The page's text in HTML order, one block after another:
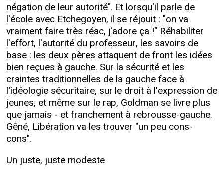
négation de leur autorité". Et lorsqu'il parle de
l'école avec Etchegoyen, il se réjouit : "on va
vraiment faire très réac, j'adore ça !" Réhabiliter
l'effort, l'autorité du professeur, les savoirs de
base : les deux pères attaquent de front les idées
bien reçues à gauche. Sur la sécurité et les
craintes traditionnelles de la gauche face à
l'idéologie sécuritaire, sur le droit à l'expression de
jeunes, et même sur le rap, Goldman se livre plus
que jamais - et franchement à rebrousse-gauche.
Gêné, Libération va les trouver "un peu cons-
cons".
Un juste, juste modeste